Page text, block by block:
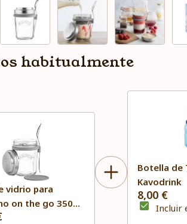
habitualmente
vidrio para
on the go 350
Botella de
Kavodrink
8,00 €
Incluir